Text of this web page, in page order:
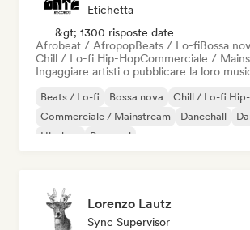
Etichetta
&gt; 1300 risposte date
Afrobeat / AfropopBeats / Lo-fiBossa
Chill / Lo-fi Hip-HopCommerciale /
Ingaggiare artisti o pubblicare la loro
Beats / Lo-fi Bossa nova
Chill / Lo-fi
Commerciale / Mainstream
Dancehall
Hip-hop
Pop soul
Lorenzo Lautz
Sync Supervisor